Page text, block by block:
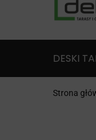
DESKI
Strona